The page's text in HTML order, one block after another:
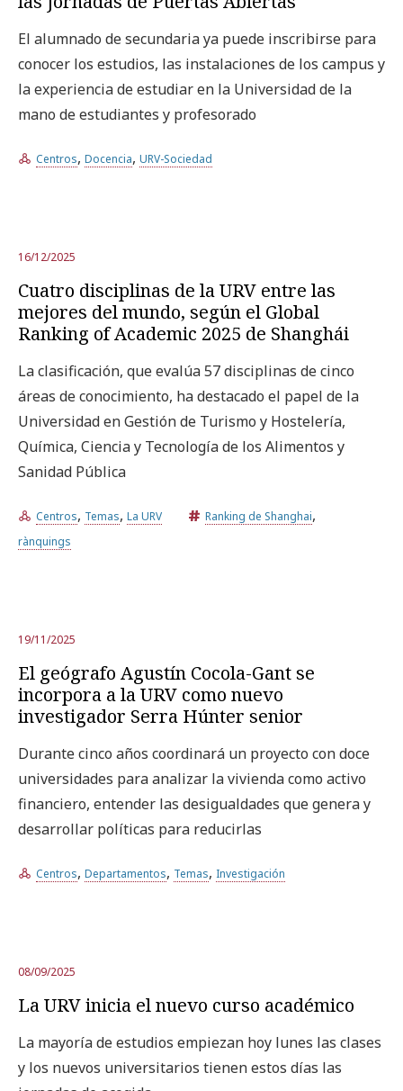
El alumnado de secundaria ya puede inscribirse para
conocer los estudios, las instalaciones de los campus y
la experiencia de estudiar en la Universidad de la
mano de estudiantes y profesorado
Centros, Docencia, URV-Sociedad
16/12/2025
Cuatro disciplinas de la URV entre las
mejores del mundo, según el Global
Ranking of Academic 2025 de Shanghái
La clasificación, que evalúa 57 disciplinas de cinco
áreas de conocimiento, ha destacado el papel de la
Universidad en Gestión de Turismo y Hostelería,
Química, Ciencia y Tecnología de los Alimentos y
Sanidad Pública
Centros, Temas, La URV Ranking de Shanghai,
rànquings
19/11/2025
El geógrafo Agustín Cocola-Gant se
incorpora a la URV como nuevo
investigador Serra Húnter senior
Durante cinco años coordinará un proyecto con doce
universidades para analizar la vivienda como activo
financiero, entender las desigualdades que genera y
desarrollar políticas para reducirlas
Centros, Departamentos, Temas, Investigación
08/09/2025
La URV inicia el nuevo curso académico
La mayoría de estudios empiezan hoy lunes las clases
y los nuevos universitarios tienen estos días las